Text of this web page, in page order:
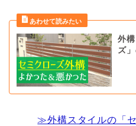
外
ズ
≫外構スタイルの「